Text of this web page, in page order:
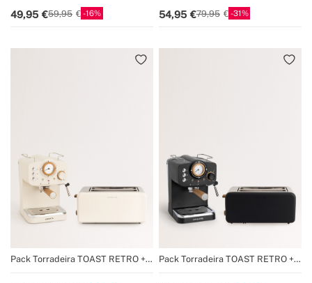
49,95 59,95 16 54,95 79,95 31
Pack Torradeira TOAST RETRO +
Pack Torradeira TOAST RETRO +